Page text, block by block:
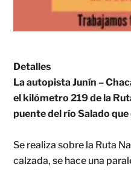
Detalles
La autopista Junín –
el kilómetro 219 de la
puente del río Salado
Se realiza sobre la Ruta
calzada, se hace una